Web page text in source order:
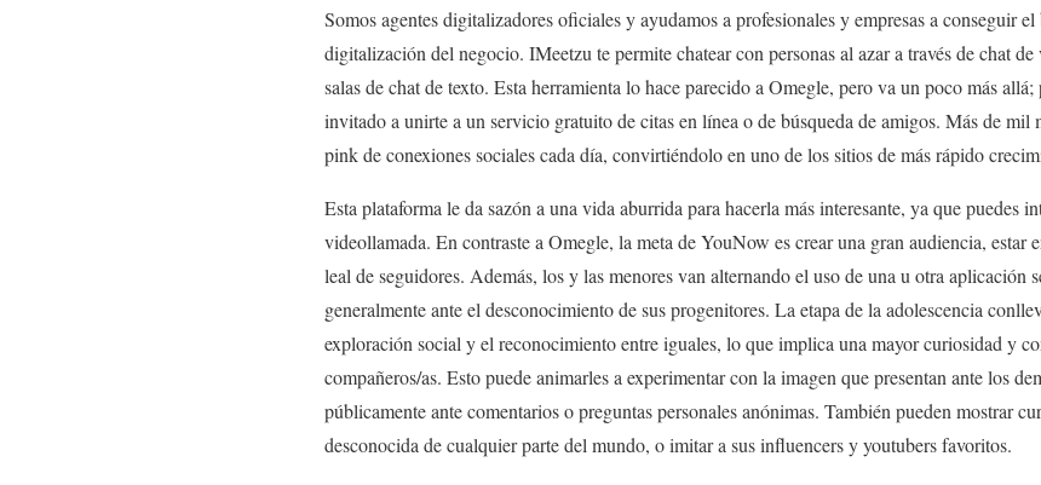
Somos agentes digitalizadores oficiales y ayudamos a profesionales y empresas a conseguir
digitalización del negocio. IMeetzu te permite chatear con personas al azar a través de chat
salas de chat de texto. Esta herramienta lo hace parecido a Omegle, pero va un poco más allá;
invitado a unirte a un servicio gratuito de citas en línea o de búsqueda de amigos. Más de mil
pink de conexiones sociales cada día, convirtiéndolo en uno de los sitios de más rápido
Esta plataforma le da sazón a una vida aburrida para hacerla más interesante, ya que puedes
videollamada. En contraste a Omegle, la meta de YouNow es crear una gran audiencia, estar
leal de seguidores. Además, los y las menores van alternando el uso de una u otra aplicación
generalmente ante el desconocimiento de sus progenitores. La etapa de la adolescencia
exploración social y el reconocimiento entre iguales, lo que implica una mayor curiosidad y
compañeros/as. Esto puede animarles a experimentar con la imagen que presentan ante los
públicamente ante comentarios o preguntas personales anónimas. También pueden mostrar
desconocida de cualquier parte del mundo, o imitar a sus influencers y youtubers favoritos.